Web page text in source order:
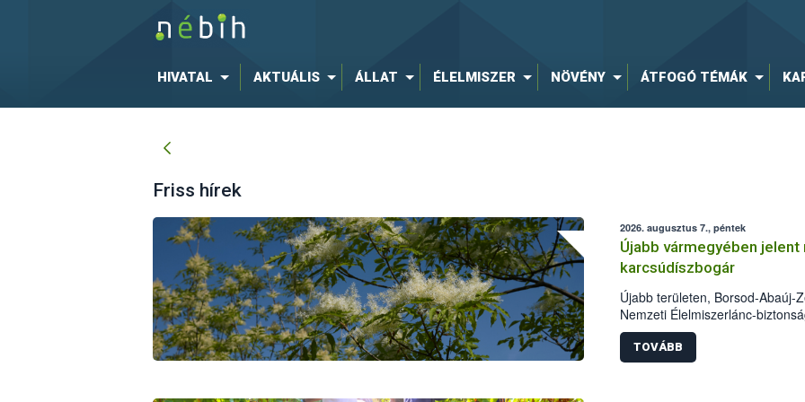
HIVATAL AKTUÁLIS ÁLLAT ÉLELMISZER NÖVÉNY ÁTFOGÓ TÉMÁK
Friss hírek
2026. augusztus 7., péntek
Újabb vármegyében
karcsúdíszbogár
Újabb területen, Borsod-Abaúj-
Nemzeti Élelmiszerlánc-
karcsúdíszbogár (Agrilus
színcsapdában találták meg,
növényvédelmi szakemberek
TOVÁBB